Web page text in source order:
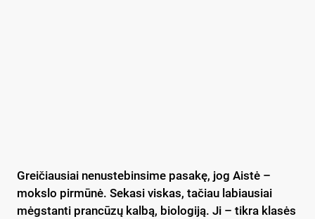
Greičiausiai nenustebinsime pasakę, jog Aistė –
mokslo pirmūnė. Sekasi viskas, tačiau labiausiai
mėgstanti prancūzų kalbą, biologiją. Ji – tikra klasės